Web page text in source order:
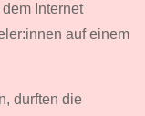
Internet
auf einem
durften die